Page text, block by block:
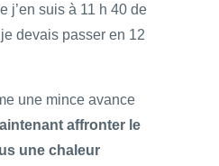
j’en suis à 11 h 40 de
devais passer en 12
une mince avance
affronter le
une chaleur